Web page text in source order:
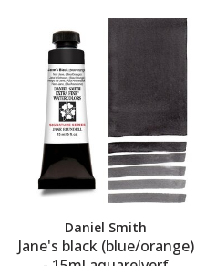
Daniel Smith
Jane's black (blue/orange)